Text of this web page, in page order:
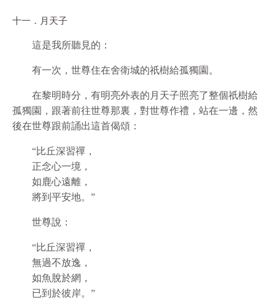
十一．月天子
這是我所聽見的：
有一次，世尊住在舍衛城的祇樹給孤獨園。
在黎明時分，有明亮外表的月天子照亮了整個祇樹給
孤獨園，跟著前往世尊那裏，對世尊作禮，站在一邊，然
後在世尊跟前誦出這首偈頌：
“比丘深習禪，
正念心一境，
如鹿心遠離，
將到平安地。”
世尊說：
“比丘深習禪，
無過不放逸，
如魚脫於網，
已到於彼岸。”